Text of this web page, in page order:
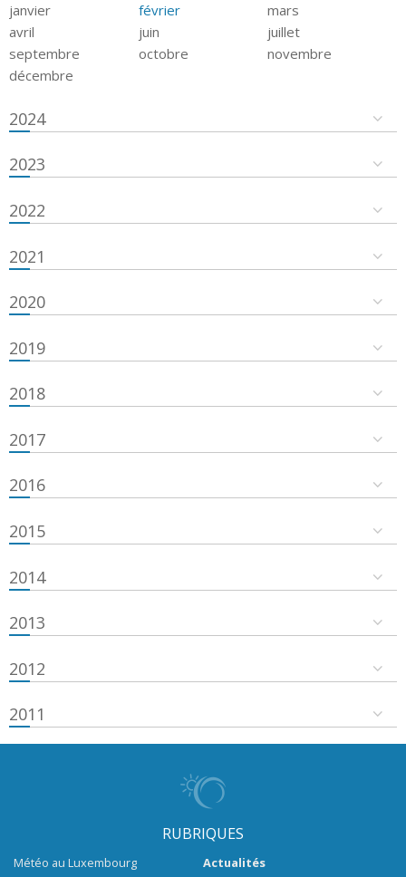
janvier février
mars
avril
juin
juillet
septembre
octobre
novembre
décembre
2024
2023
2022
2021
2020
2019
2018
2017
2016
2015
2014
2013
2012
2011
RUBRIQUES
Météo au Luxembourg
Actualités